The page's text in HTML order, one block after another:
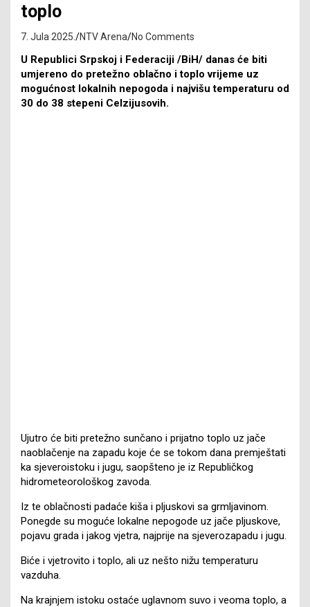
toplo
7. Jula 2025. NTV Arena No Comments
U Republici Srpskoj i Federaciji /BiH/ danas će biti
umjereno do pretežno oblačno i toplo vrijeme uz
mogućnost lokalnih nepogoda i najvišu temperaturu od
30 do 38 stepeni Celzijusovih.
Ujutro će biti pretežno sunčano i prijatno toplo uz jače
naoblačenje na zapadu koje će se tokom dana premještati
ka sjeveroistoku i jugu, saopšteno je iz Republičkog
hidrometeorološkog zavoda.
Iz te oblačnosti padaće kiša i pljuskovi sa grmljavinom.
Ponegde su moguće lokalne nepogode uz jače pljuskove,
pojavu grada i jakog vjetra, najprije na sjeverozapadu i jugu.
Biće i vjetrovito i toplo, ali uz nešto nižu temperaturu
vazduha.
Na krajnjem istoku ostaće uglavnom suvo i veoma toplo, a